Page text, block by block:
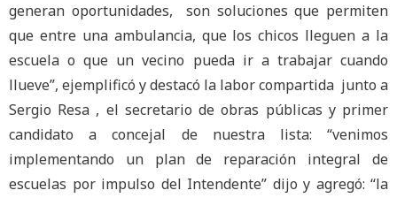
generan oportunidades, son soluciones que permiten
que entre una ambulancia, que los chicos lleguen a la
escuela o que un vecino pueda ir a trabajar cuando
llueve”, ejemplificó y destacó la labor compartida junto a
Sergio Resa , el secretario de obras públicas y primer
candidato a concejal de nuestra lista: “venimos
implementando un plan de reparación integral de
escuelas por impulso del Intendente” dijo y agregó: “la